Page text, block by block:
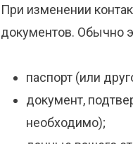
При изменении
документов. Обычно
паспорт (или
документ,
необходимо);